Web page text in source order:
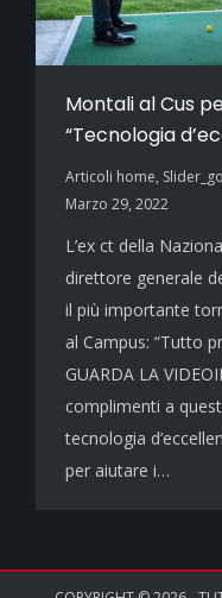
Montali al Cus
“Tecnologia
Articoli home,
Marzo 29, 2022
L’ex ct della
direttore generale
il più importante
al Campus: “Tutto
GUARDA LA
complimenti a
tecnologia
per aiutare i…